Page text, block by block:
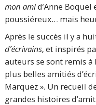
mon amid’Anne Boquel
poussiéreux… mais
Après le succès il y a
d’écrivains, et inspirés
auteurs se sont remis à
plus belles amitiés
Marquez ». Un recueil
grandes histoires